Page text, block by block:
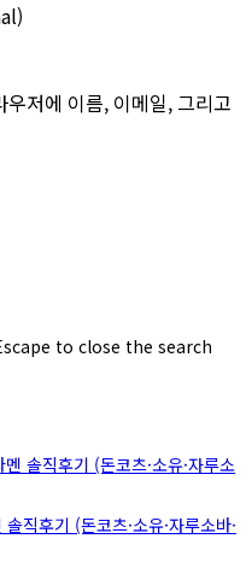
저에 이름, 이메일, 그리고
to close the search
직후기 (돈코츠·소유·자루소바·